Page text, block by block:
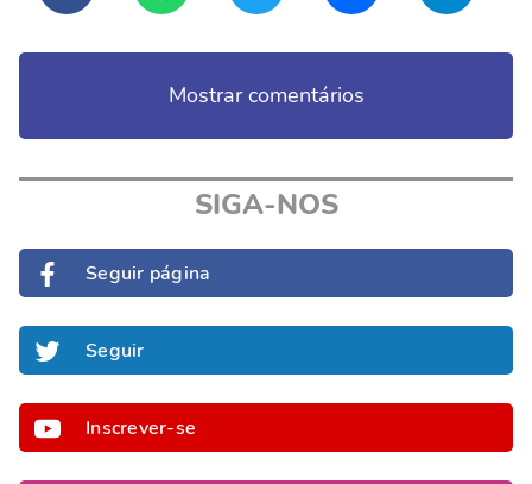
Mostrar comentários
SIGA-NOS
Seguir página
Seguir
Inscrever-se